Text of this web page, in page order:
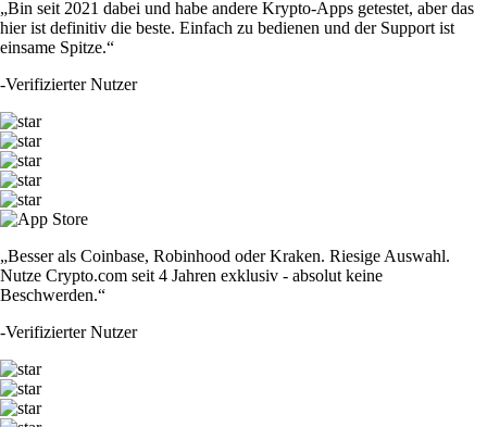
„Bin seit 2021 dabei und habe andere Krypto-Apps getestet, aber das
hier ist definitiv die beste. Einfach zu bedienen und der Support ist
einsame Spitze.“
-Verifizierter Nutzer
„Besser als Coinbase, Robinhood oder Kraken. Riesige Auswahl.
Nutze Crypto.com seit 4 Jahren exklusiv - absolut keine
Beschwerden.“
-Verifizierter Nutzer